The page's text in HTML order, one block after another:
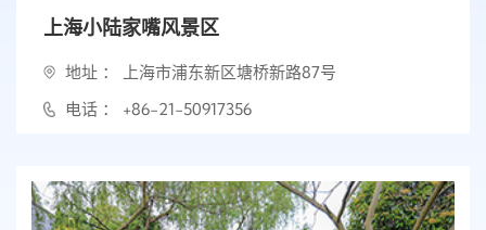
上海小陆家嘴风景区
地址 ： 上海市浦东新区塘桥新路87号
电话 ： +86-21-50917356